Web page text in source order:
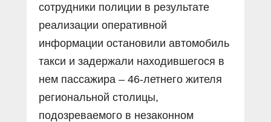
сотрудники полиции в результате
реализации оперативной
информации остановили автомобиль
такси и задержали находившегося в
нем пассажира – 46-летнего жителя
региональной столицы,
подозреваемого в незаконном